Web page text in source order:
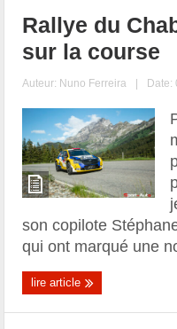
Rallye du
sur la course
Auteur: Nuno Ferreira | Date:
son copilote
qui ont marqué une
lire article